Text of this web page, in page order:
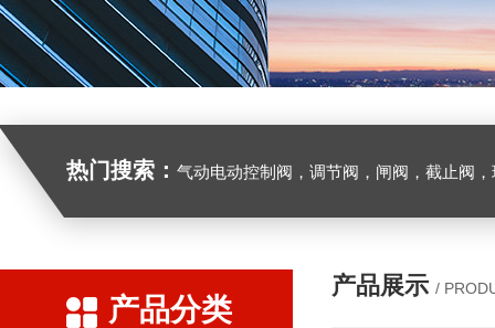
热门搜索： 气动电动控制阀，调节阀，闸阀，截止阀，球阀，蝶阀，止回阀，高温高压
产品分类
产品展示 /